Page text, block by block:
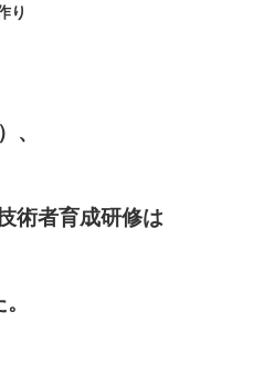
り
、
術者育成研修は